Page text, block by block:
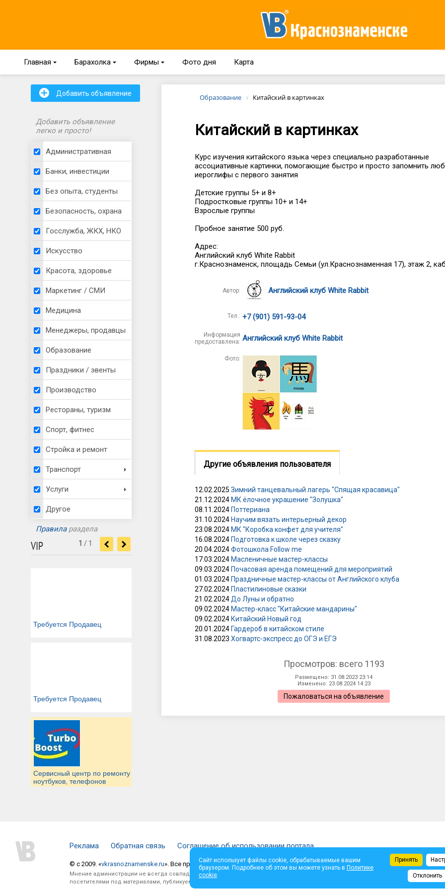
Главная { Барахолка { Фирмы { Фото дня Карта
+ Добавить объявление
Добавить объявление
легко и просто!
Административная
Банки, инвестиции
Без опыта, студенты
Безопасность, охрана
Госслужба, ЖКХ, НКО
Искусство
Красота, здоровье
Маркетинг / СМИ
Медицина
Менеджеры, продавцы
Образование
Праздники / эвенты
Производство
Рестораны, туризм
Спорт, фитнес
Стройка и ремонт
Транспорт
Услуги
Другое
Правилараздела
VIP
Требуется Продавец
Требуется Продавец
Сервисный центр по ремонту
ноутбуков, телефонов
1 / 1 < >
Образование Китайский в картинках
Китайский в картинках
Курс изучения китайского языка через специально разработанные
ассоциативные картинки, помогающие быстро и просто запомнить
иероглифы с первого занятия
Детские группы 5+ и 8+
Подростковые группы 10+ и 14+
Взрослые группы
Пробное занятие 500 руб.
Адрес:
Английский клуб White Rabbit
г.Краснознаменск, площадь Семьи (ул.Краснознаменная 17), этаж 2,
Автор: Английский клуб White Rabbit
Тел.: +7 (901) 591-93-04
Информация
предоставлена: Английский клуб White Rabbit
Фото:
Другие объявления пользователя
12.02.2025 Зимний танцевальный лагерь "Спящая красавица"
21.12.2024МК ёлочное украшение "Золушка"
08.11.2024Поттериана
31.10.2024Научим вязать интерьерный декор
23.08.2024МК "Коробка конфет для учителя"
16.08.2024Подготовка к школе через сказку
20.04.2024Фотошкола Follow me
17.03.2024Масленичные мастер-классы
09.03.2024Почасовая аренда помещений для мероприятий
01.03.2024Праздничные мастер-классы от Английского клуба
27.02.2024Пластилиновые сказки
21.02.2024 До Луны и обратно
09.02.2024Мастер-класс "Китайские мандарины"
09.02.2024Китайский Новый год
20.01.2024Гардероб в китайском стиле
31.08.2023 Хогвартс-экспресс до ОГЭ и ЕГЭ
Просмотров: всего 1193
Размещено: 31.08.2023 23:14
Изменено: 23.08.2024 14:23
Пожаловаться на объявление
Реклама Обратная связь Соглашение об использовании портала
© c 2009. «vkrasnoznamenske.ru». Все права защищены.
Мнение администрации не всегда совпадает с мнением автора. Администрация не несет ответственности за достоверность
посетителями под материалами, публикуемыми на сайте.
Сайт использует файлы cookie, обрабатываемые вашим
браузером. Подробнее об этом вы можете узнать в Политике
cookie.
Принять
Отклонить